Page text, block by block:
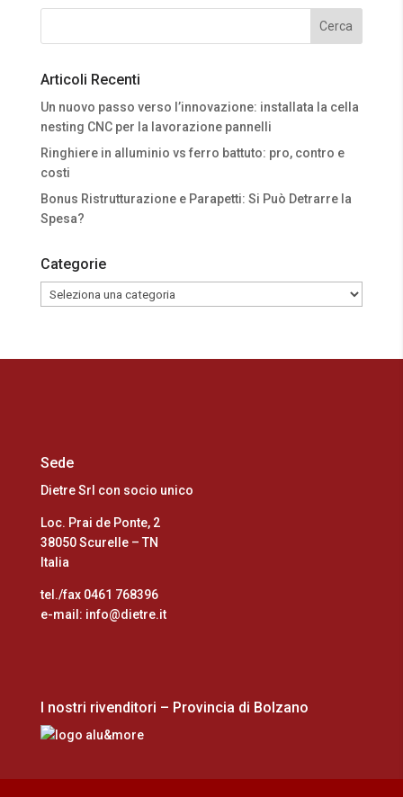
Articoli Recenti
Un nuovo passo verso l’innovazione: installata la cella
nesting CNC per la lavorazione pannelli
Ringhiere in alluminio vs ferro battuto: pro, contro e
costi
Bonus Ristrutturazione e Parapetti: Si Può Detrarre la
Spesa?
Categorie
Categorie
Sede
Dietre Srl con socio unico
Loc. Prai de Ponte, 2
38050 Scurelle – TN
Italia
tel./fax 0461 768396
e-mail: info@dietre.it
I nostri rivenditori – Provincia di Bolzano